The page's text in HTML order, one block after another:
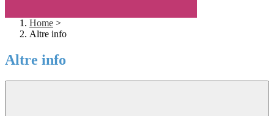
Home >
Altre info
Altre info